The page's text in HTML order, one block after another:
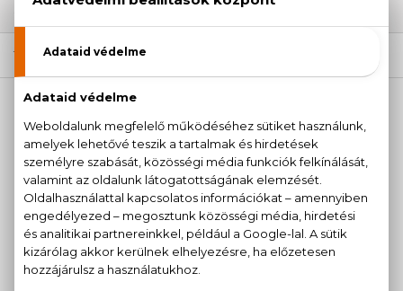
SZŰRÉSEK
1 TERMÉK
ZIPPO
Popzone For Her